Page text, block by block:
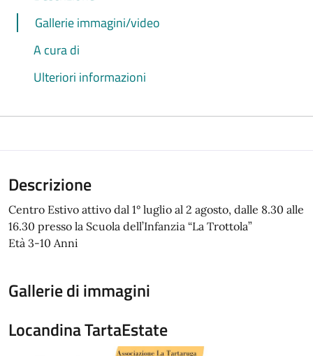
Gallerie immagini/video
A cura di
Ulteriori informazioni
Descrizione
Centro Estivo attivo dal 1° luglio al 2 agosto, dalle 8.30 alle
16.30 presso la Scuola dell’Infanzia “La Trottola”
Età 3-10 Anni
Gallerie di immagini
Locandina TartaEstate